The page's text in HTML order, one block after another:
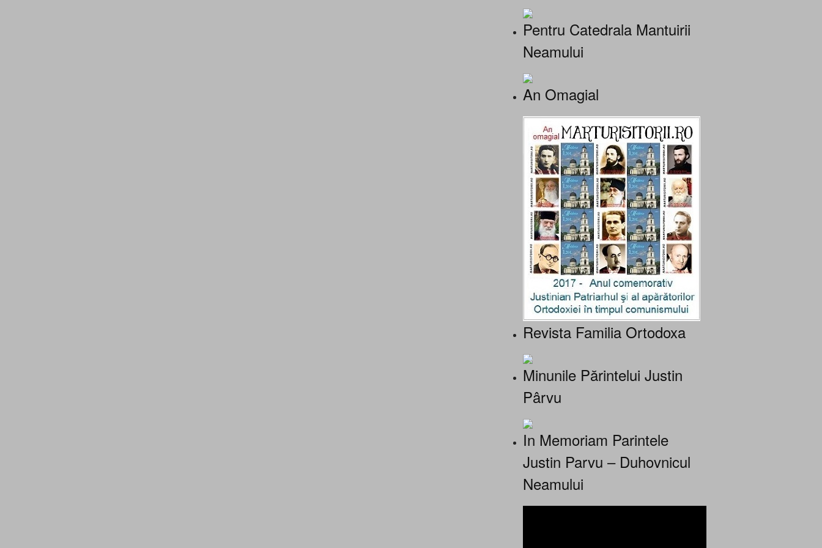
Pentru Catedrala Mantuirii
Neamului
An Omagial
Revista Familia Ortodoxa
Minunile Părintelui Justin
Pârvu
In Memoriam Parintele
Justin Parvu – Duhovnicul
Neamului